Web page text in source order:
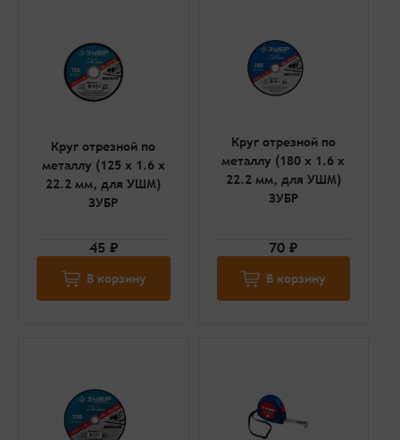
Круг отрезной по
металлу (125 x 1.6 x
22.2 мм, для УШМ)
ЗУБР
45 ₽
В корзину
Круг отрезной по
металлу (180 x 1.6 x
22.2 мм, для УШМ)
ЗУБР
70 ₽
В корзину